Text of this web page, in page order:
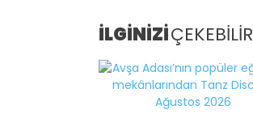
İLGİNİZİÇEKEBİLİR